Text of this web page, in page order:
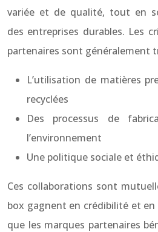
variée et de qualité, tout en
des entreprises durables. Les
partenaires sont généralement
L’utilisation de matières
recyclées
Des processus de
l’environnement
Une politique sociale et
Ces collaborations sont
box gagnent en crédibilité et en
que les marques partenaires